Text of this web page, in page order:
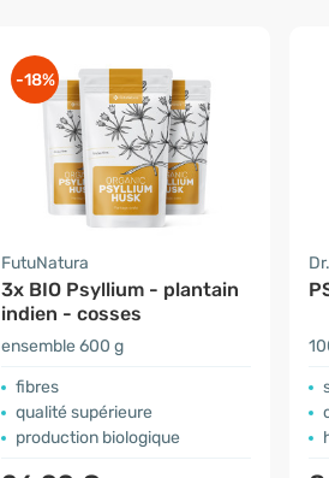
-18%
FutuNatura
3x BIO Psyllium - plantain
indien - cosses
ensemble 600 g
fibres
qualité supérieure
production biologique